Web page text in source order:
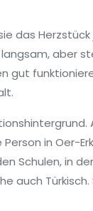
das
aber
gut
.
in Oer-
Schulen, in
auch Türkisch.